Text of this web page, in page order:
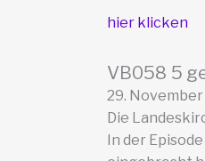
hier klicken
VB058 5
29. November
Die
In der